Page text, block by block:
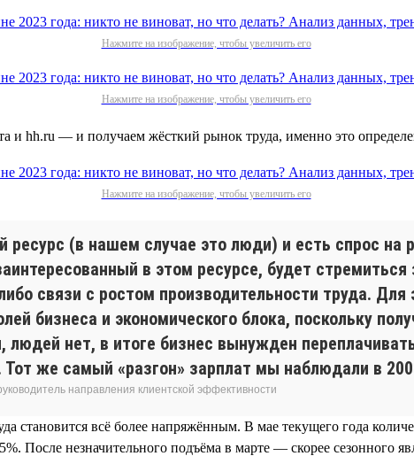
Нажмите на изображение, чтобы увеличить его
Нажмите на изображение, чтобы увеличить его
и hh.ru — и получаем жёсткий рынок труда, именно это
Нажмите на изображение, чтобы увеличить его
ресурс (в нашем случае это люди) и есть спрос на
в этом ресурсе, будет
связи с ростом производительности труда.
бизнеса и экономического блока, поскольку
нет, в итоге бизнес вынужден
же самый «разгон» зарплат мы наблюдали в
направления клиентской эффективности
становится всё более напряжённым. В мае текущего года
После незначительного подъёма в марте — скорее сезонного